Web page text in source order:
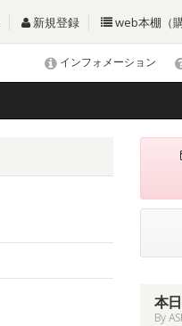
新規登録 web本棚（
インフォメーション
本
By